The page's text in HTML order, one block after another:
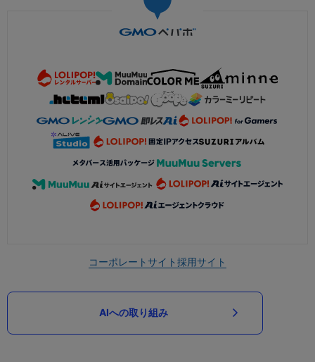
コーポレートサイト採用サイト
AIへの取り組み